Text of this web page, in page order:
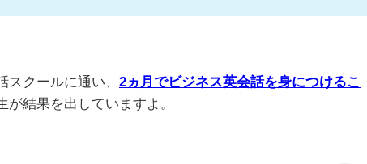
スクールに通い、2ヵ月でビジネス英会話を身につけるこ
が結果を出していますよ。